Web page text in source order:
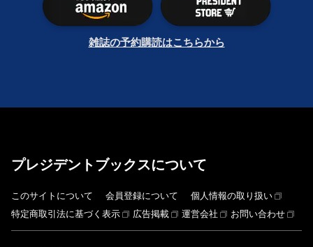
雑誌の予約購読はこちらから
プレジデントブックスについて
このサイトについて 会員登録について
個人情報の取り扱い
特定商取引法に基づく表示
広告掲載 運営会社 お問い合わせ